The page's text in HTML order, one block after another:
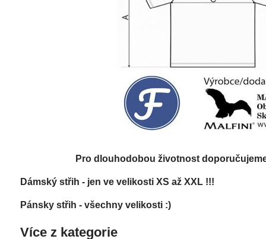
Pro dlouhodobou životnost
Dámský střih - jen ve velikosti XS až XXL !!!
Pánsky střih - všechny velikosti :)
Více z kategorie